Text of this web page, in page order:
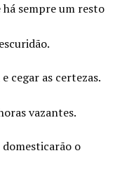
sempre um resto
cegar as certezas.
vazantes.
domesticarão o